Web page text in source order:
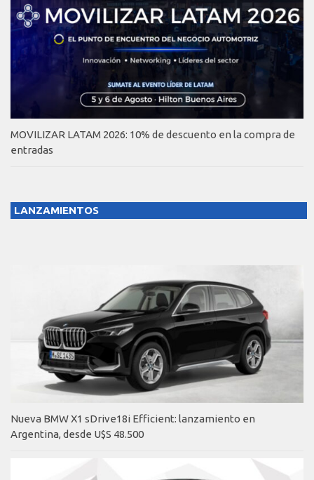
MOVILIZAR LATAM 2026: 10% de descuento en la compra de
entradas
LANZAMIENTOS
Nueva BMW X1 sDrive18i Efficient: lanzamiento en
Argentina, desde U$S 48.500